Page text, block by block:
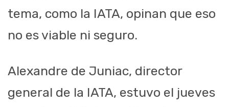
tema, como la IATA, opinan que eso
no es viable ni seguro.
Alexandre de Juniac, director
general de la IATA, estuvo el jueves